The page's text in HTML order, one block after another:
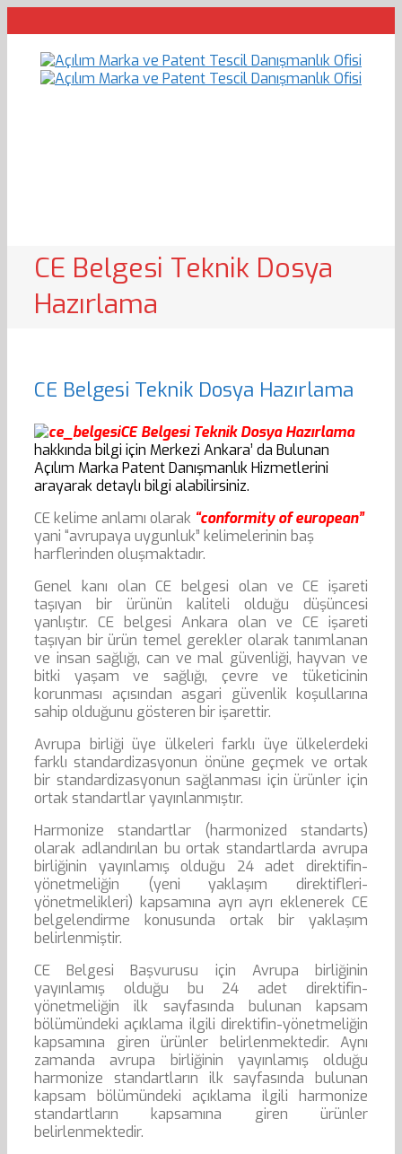
CE Belgesi Teknik Dosya
Hazırlama
CE Belgesi Teknik Dosya Hazırlama
CE Belgesi Teknik Dosya Hazırlama
hakkında bilgi için Merkezi Ankara’ da Bulunan
Açılım Marka Patent Danışmanlık Hizmetlerini
arayarak detaylı bilgi alabilirsiniz.
CE kelime anlamı olarak “conformity of european”
yani “avrupaya uygunluk” kelimelerinin baş
harflerinden oluşmaktadır.
Genel kanı olan CE belgesi olan ve CE işareti
taşıyan bir ürünün kaliteli olduğu düşüncesi
yanlıştır. CE belgesi Ankara olan ve CE işareti
taşıyan bir ürün temel gerekler olarak tanımlanan
ve insan sağlığı, can ve mal güvenliği, hayvan ve
bitki yaşam ve sağlığı, çevre ve tüketicinin
korunması açısından asgari güvenlik koşullarına
sahip olduğunu gösteren bir işarettir.
Avrupa birliği üye ülkeleri farklı üye ülkelerdeki
farklı standardizasyonun önüne geçmek ve ortak
bir standardizasyonun sağlanması için ürünler için
ortak standartlar yayınlanmıştır.
Harmonize standartlar (harmonized standarts)
olarak adlandırılan bu ortak standartlarda avrupa
birliğinin yayınlamış olduğu 24 adet direktifin-
yönetmeliğin (yeni yaklaşım direktifleri-
yönetmelikleri) kapsamına ayrı ayrı eklenerek CE
belgelendirme konusunda ortak bir yaklaşım
belirlenmiştir.
CE Belgesi Başvurusu için Avrupa birliğinin
yayınlamış olduğu bu 24 adet direktifin-
yönetmeliğin ilk sayfasında bulunan kapsam
bölümündeki açıklama ilgili direktifin-yönetmeliğin
kapsamına giren ürünler belirlenmektedir. Aynı
zamanda avrupa birliğinin yayınlamış olduğu
harmonize standartların ilk sayfasında bulunan
kapsam bölümündeki açıklama ilgili harmonize
standartların kapsamına giren ürünler
belirlenmektedir.